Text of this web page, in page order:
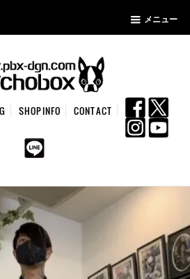
メニュー
SHOPINFO CONTACT